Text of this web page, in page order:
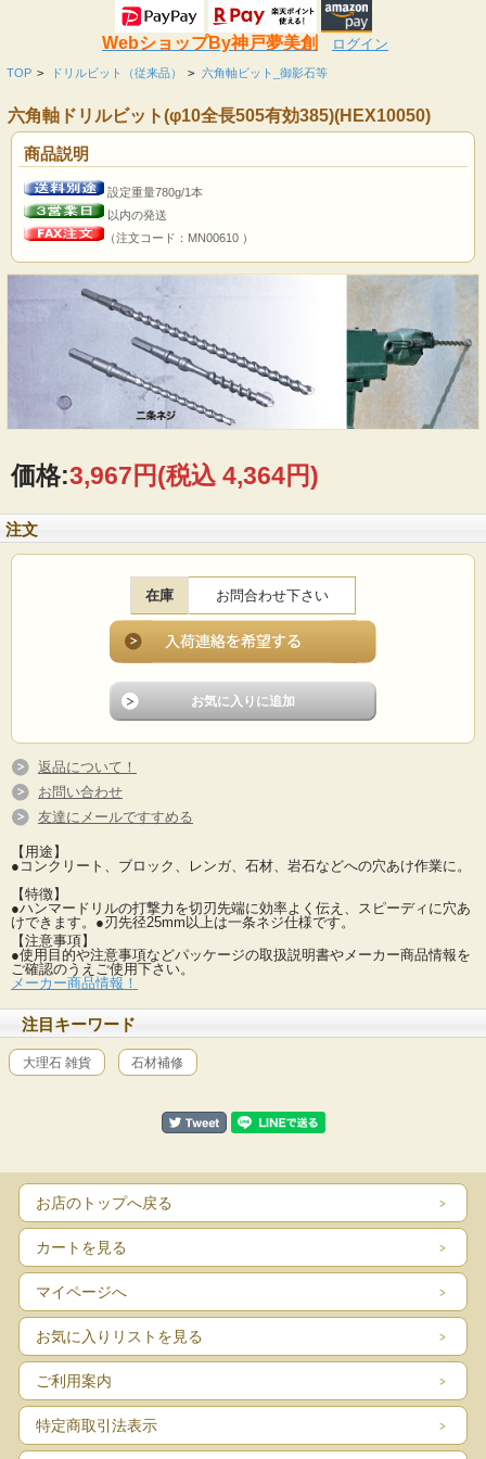
WebショップBy神戸夢美創 ログイン
TOP > ドリルビット（従来品） > 六角軸ビット_御影石等
六角軸ドリルビット(φ10全長505有効385)(HEX10050)
商品説明
設定重量780g/1本
以内の発送
（注文コード：MN00610 ）
価格:3,967円(税込 4,364円)
注文
在庫 お問合わせ下さい
返品について！
お問い合わせ
友達にメールですすめる
【用途】
●コンクリート、ブロック、レンガ、石材、岩石などへの穴あけ作業に。
【特徴】
●ハンマードリルの打撃力を切刃先端に効率よく伝え、スピーディに穴あ
けできます。●刃先径25mm以上は一条ネジ仕様です。
【注意事項】
●使用目的や注意事項などパッケージの取扱説明書やメーカー商品情報を
ご確認のうえご使用下さい。
メーカー商品情報！
注目キーワード
大理石 雑貨 石材補修
お店のトップへ戻る
カートを見る
マイページへ
お気に入りリストを見る
ご利用案内
特定商取引法表示